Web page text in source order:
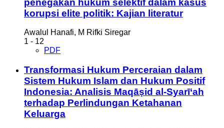
korupsi elite politik: Kajian literatur
Awalul Hanafi, M Rifki Siregar
1 - 12
PDF
Transformasi Hukum Perceraian dalam
Sistem Hukum Islam dan Hukum Positif
Indonesia: Analisis Maqāṣid al-Syarī‘ah
terhadap Perlindungan Ketahanan
Keluarga